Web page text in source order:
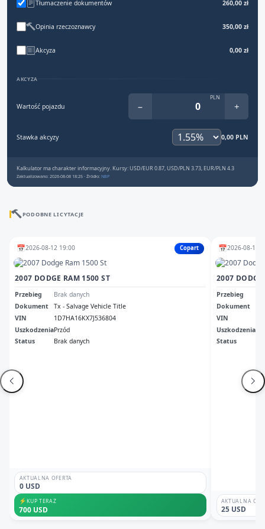
Tłumaczenie dokumentów 260,00 zł
Opinia rzeczoznawcy 350,00 zł
Akcyza 0,00 zł
AKCYZA
Wartość pojazdu −
PLN
+
Stawka akcyzy 0,00 PLN
Kalkulator ma charakter informacyjny. Kursy: USD/EUR 0.87, USD/PLN 3.73, EUR/PLN 4.3
Zaktualizowano: 2026-08-08 18:25 · Źródło: NBP
PODOBNE LICYTACJE
📅2026-08-12 19:00 Copart
2007 DODGE RAM 1500 ST
Przebieg
Brak danych
Dokument
Tx - Salvage Vehicle Title
VIN
1D7HA16KX7J536804
UszkodzeniaPrzód
Status
Brak danych
AKTUALNA OFERTA
0 USD
⚡KUP TERAZ
700 USD
📅2026-08-10
2007
Przebieg
Dokument
VIN
Uszkodzenia
Status
AKTUALNA
25 USD